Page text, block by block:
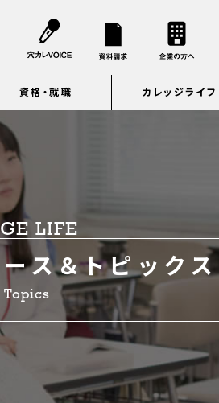
資格・就職 カレッジライフ
LIFE
ス＆トピックス
Topics